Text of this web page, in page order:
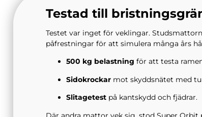
Testad till
Testet var inget för veklingar.
påfrestningar för att simulera många års
500 kg belastning för att testa
Sidokrockar mot skyddsnätet med
Slitagetest på kantskydd och fjädrar.